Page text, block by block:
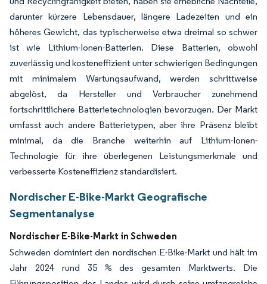
darunter kürzere Lebensdauer, längere Ladezeiten und ein
höheres Gewicht, das typischerweise etwa dreimal so schwer
ist wie Lithium-Ionen-Batterien. Diese Batterien, obwohl
zuverlässig und kosteneffizient unter schwierigen Bedingungen
mit minimalem Wartungsaufwand, werden schrittweise
abgelöst, da Hersteller und Verbraucher zunehmend
fortschrittlichere Batterietechnologien bevorzugen. Der Markt
umfasst auch andere Batterietypen, aber ihre Präsenz bleibt
minimal, da die Branche weiterhin auf Lithium-Ionen-
Technologie für ihre überlegenen Leistungsmerkmale und
verbesserte Kosteneffizienz standardisiert.
Nordischer E-Bike-Markt Geografische
Segmentanalyse
Nordischer E-Bike-Markt in Schweden
Schweden dominiert den nordischen E-Bike-Markt und hält im
Jahr 2024 rund 35 % des gesamten Marktwerts. Die